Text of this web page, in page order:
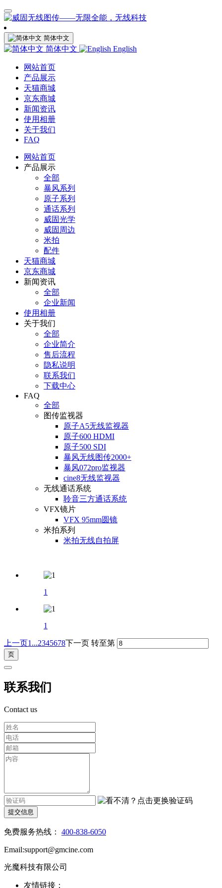
简体中文
简体中文 English
网站首页
产品展示
天猫商城
京东商城
新闻资讯
使用相册
关于我们
FAQ
网站首页
产品展示
全部
暴风系列
原子系列
通话系列
威固光学
威固周边
米拍
配件
天猫商城
京东商城
新闻资讯
全部
企业新闻
使用相册
关于我们
全部
企业简介
售后流程
隐私说明
联系我们
下载中心
FAQ
全部
图传监视器
原子A5无线监视器
原子600 HDMI
原子500 SDI
暴风无线图传2000+
暴风072pro监视器
cine8无线监视器
无线通话系统
聆音三方通话系统
VFX镜片
VFX 95mm圆镜
米拍系列
米拍无线自拍屏
1
1
上一页1...2345678下一页 转至第
联系我们
Contact us
提交信息
免费服务热线： 400-838-6050
Email:support@gmcine.com
光魔科技有限公司
友情链接：